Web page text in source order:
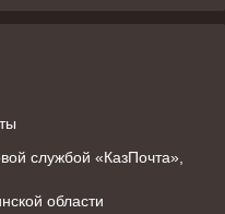
службой «КазПочта»,
области